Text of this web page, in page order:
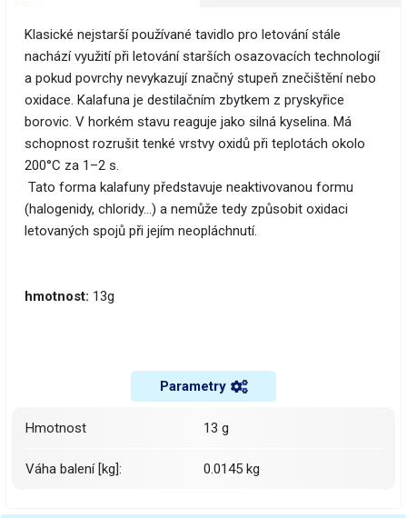
Klasické nejstarší používané tavidlo pro letování stále
nachází využití při letování starších osazovacích technologií
a pokud povrchy nevykazují značný stupeň znečištění nebo
oxidace. Kalafuna je destilačním zbytkem z pryskyřice
borovic. V horkém stavu reaguje jako silná kyselina. Má
schopnost rozrušit tenké vrstvy oxidů při teplotách okolo
200°C za 1–2 s.
Tato forma kalafuny představuje neaktivovanou formu
(halogenidy, chloridy...) a nemůže tedy způsobit oxidaci
letovaných spojů při jejím neopláchnutí.
hmotnost: 13g
Parametry
Hmotnost 13 g
Váha balení [kg]: 0.0145 kg